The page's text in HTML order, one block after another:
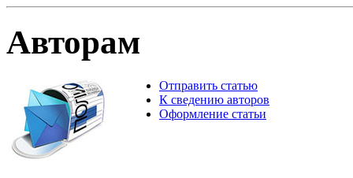
Авторам
Отправить статью
К сведению авторов
Оформление статьи